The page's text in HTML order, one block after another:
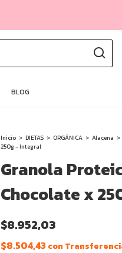
BLOG
Inicio > DIETAS > ORGÁNICA > Alacena >
250g - Integral
Granola
Chocolate x
$8.952,03
$8.504,43 con